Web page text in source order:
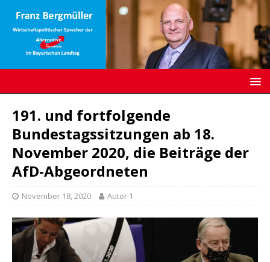
191. und fortfolgende
Bundestagssitzungen ab 18.
November 2020, die Beiträge der
AfD-Abgeordneten
November 18, 2020 Autor 1